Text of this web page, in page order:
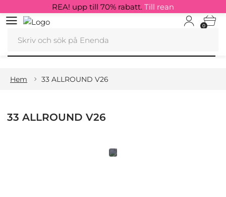
0
REA! upp till 70% rabatt. Till rean
Hem 33 ALLROUND V26
33 ALLROUND V26